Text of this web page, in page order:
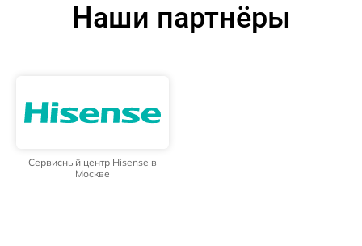
Наши партнёры
Сервисный центр Hisense в
Москве